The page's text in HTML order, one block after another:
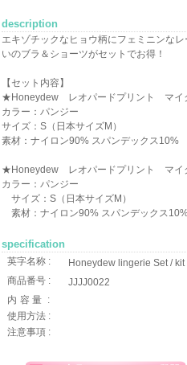
description
エキゾチックなヒョウ柄にフェミニンな
いのブラ＆ショーツがセットでお得！
【セット内容】
★Honeydew レオパードプリント マイ
カラー：パンジー
サイズ：S（日本サイズM）
素材：ナイロン90% スパンデックス10%
★Honeydew レオパードプリント マイ
カラー：パンジー
サイズ：S（日本サイズM）
素材：ナイロン90% スパンデックス
specification
英字名称 :
Honeydew lingerie Set / kit
商品番号 :
JJJJ0022
内容量 :
使用方法 :
注意事項 :